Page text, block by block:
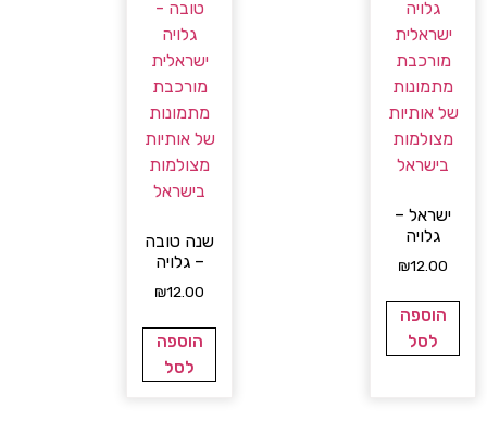
ישראל –
גלויה
₪12.00
הוספה
לסל
שנה טובה
– גלויה
₪12.00
הוספה
לסל